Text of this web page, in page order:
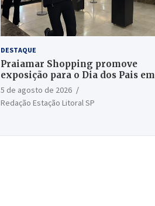
DESTAQUE
Praiamar Shopping promove
exposição para o Dia dos Pais em
Santos
5 de agosto de 2026
Redação Estação Litoral SP